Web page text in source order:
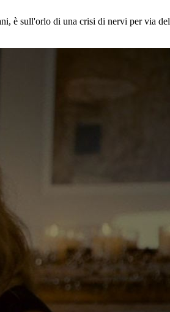
è sull'orlo di una crisi di nervi per via